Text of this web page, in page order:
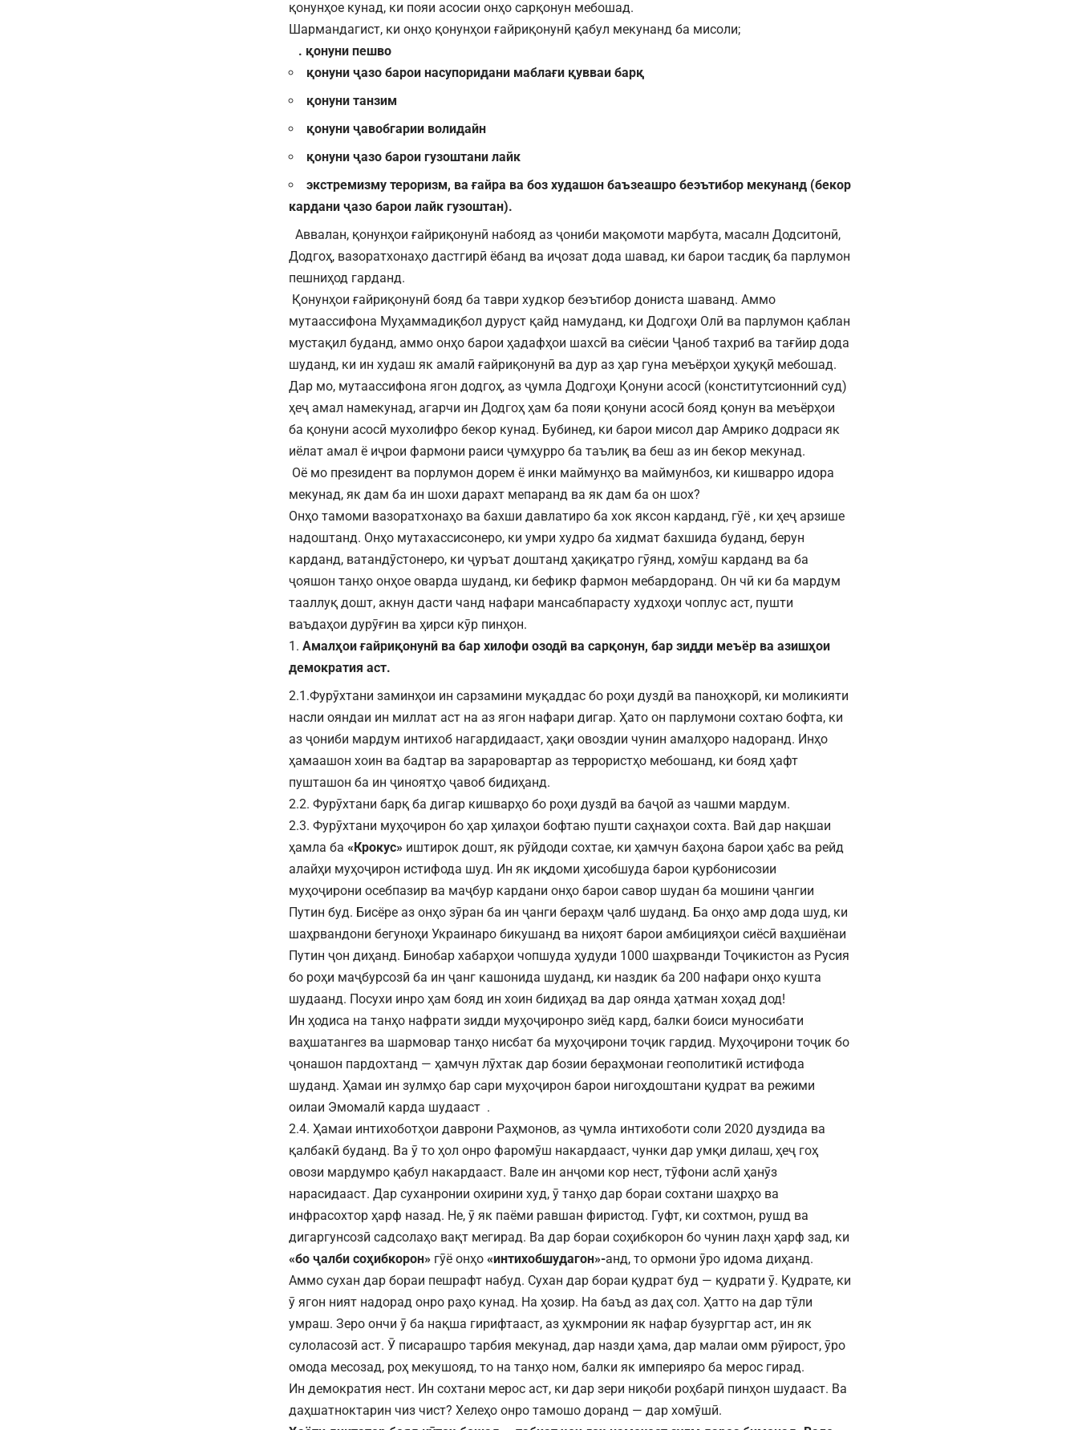
қонунҳое кунад, ки пояи асосии онҳо сарқонун мебошад.
Шармандагист, ки онҳо қонунҳои ғайриқонунӣ қабул мекунанд ба мисоли;
. қонуни пешво
қонуни ҷазо барои насупоридани маблағи қувваи барқ
қонуни танзим
қонуни ҷавобгарии волидайн
қонуни ҷазо барои гузоштани лайк
экстремизму тероризм, ва ғайра ва боз худашон баъзеашро беэътибор мекунанд (бекор
кардани ҷазо барои лайк гузоштан).
Аввалан, қонунҳои ғайриқонунӣ набояд аз ҷониби мақомоти марбута, масалн Додситонӣ,
Додгоҳ, вазоратхонаҳо дастгирӣ ёбанд ва иҷозат дода шавад, ки барои тасдиқ ба парлумон
пешниҳод гарданд.
Қонунҳои ғайриқонунӣ бояд ба таври худкор беэътибор дониста шаванд. Аммо
мутаассифона Муҳаммадиқбол дуруст қайд намуданд, ки Додгоҳи Олӣ ва парлумон қаблан
мустақил буданд, аммо онҳо барои ҳадафҳои шахсӣ ва сиёсии Ҷаноб тахриб ва тағйир дода
шуданд, ки ин худаш як амалӣ ғайриқонунӣ ва дур аз ҳар гуна меъёрҳои ҳуқуқӣ мебошад.
Дар мо, мутаассифона ягон додгоҳ, аз ҷумла Додгоҳи Қонуни асосӣ (конститутсионний суд)
ҳеҷ амал намекунад, агарчи ин Додгоҳ ҳам ба пояи қонуни асосӣ бояд қонун ва меъёрҳои
ба қонуни асосӣ мухолифро бекор кунад. Бубинед, ки барои мисол дар Амрико додраси як
иёлат амал ё иҷрои фармони раиси ҷумҳурро ба таълиқ ва беш аз ин бекор мекунад.
Оё мо президент ва порлумон дорем ё инки маймунҳо ва маймунбоз, ки кишварро идора
мекунад, як дам ба ин шохи дарахт мепаранд ва як дам ба он шох?
Онҳо тамоми вазоратхонаҳо ва бахши давлатиро ба хок яксон карданд, гӯё , ки ҳеҷ арзише
надоштанд. Онҳо мутахассисонеро, ки умри худро ба хидмат бахшида буданд, берун
карданд, ватандӯстонеро, ки ҷуръат доштанд ҳақиқатро гӯянд, хомӯш карданд ва ба
ҷояшон танҳо онҳое оварда шуданд, ки бефикр фармон мебардоранд. Он чӣ ки ба мардум
тааллуқ дошт, акнун дасти чанд нафари мансабпарасту худхоҳи чоплус аст, пушти
ваъдаҳои дурӯғин ва ҳирси кӯр пинҳон.
Амалҳои ғайриқонунӣ ва бар хилофи озодӣ ва сарқонун, бар зидди меъёр ва азишҳои
демократия аст.
2.1.Фурӯхтани заминҳои ин сарзамини муқаддас бо роҳи дуздӣ ва паноҳкорӣ, ки моликияти
насли ояндаи ин миллат аст на аз ягон нафари дигар. Ҳато он парлумони сохтаю бофта, ки
аз ҷониби мардум интихоб нагардидааст, ҳақи овоздии чунин амалҳоро надоранд. Инҳо
ҳамаашон хоин ва бадтар ва зараровартар аз террористҳо мебошанд, ки бояд ҳафт
пушташон ба ин ҷиноятҳо ҷавоб бидиҳанд.
2.2. Фурӯхтани барқ ба дигар кишварҳо бо роҳи дуздӣ ва баҷоӣ аз чашми мардум.
2.3. Фурӯхтани муҳоҷирон бо ҳар ҳилаҳои бофтаю пушти саҳнаҳои сохта. Вай дар нақшаи
ҳамла ба «Крокус» иштирок дошт, як рӯйдоди сохтае, ки ҳамчун баҳона барои ҳабс ва рейд
алайҳи муҳоҷирон истифода шуд. Ин як иқдоми ҳисобшуда барои қурбонисозии
муҳоҷирони осебпазир ва маҷбур кардани онҳо барои савор шудан ба мошини ҷангии
Путин буд. Бисёре аз онҳо зӯран ба ин ҷанги бераҳм ҷалб шуданд. Ба онҳо амр дода шуд, ки
шаҳрвандони бегуноҳи Украинаро бикушанд ва ниҳоят барои амбицияҳои сиёсӣ ваҳшиёнаи
Путин ҷон диҳанд. Бинобар хабарҳои чопшуда ҳудуди 1000 шаҳрванди Тоҷикистон аз Русия
бо роҳи маҷбурсозӣ ба ин ҷанг кашонида шуданд, ки наздик ба 200 нафари онҳо кушта
шудаанд. Посухи инро ҳам бояд ин хоин бидиҳад ва дар оянда ҳатман хоҳад дод!
Ин ҳодиса на танҳо нафрати зидди муҳоҷиронро зиёд кард, балки боиси муносибати
ваҳшатангез ва шармовар танҳо нисбат ба муҳоҷирони тоҷик гардид. Муҳоҷирони тоҷик бо
ҷонашон пардохтанд — ҳамчун лӯхтак дар бозии бераҳмонаи геополитикӣ истифода
шуданд. Ҳамаи ин зулмҳо бар сари муҳоҷирон барои нигоҳдоштани қудрат ва режими
оилаи Эмомалӣ карда шудааст .
2.4. Ҳамаи интихоботҳои даврони Раҳмонов, аз ҷумла интихоботи соли 2020 дуздида ва
қалбакӣ буданд. Ва ӯ то ҳол онро фаромӯш накардааст, чунки дар умқи дилаш, ҳеҷ гоҳ
овози мардумро қабул накардааст. Вале ин анҷоми кор нест, тӯфони аслӣ ҳанӯз
нарасидааст. Дар суханронии охирини худ, ӯ танҳо дар бораи сохтани шаҳрҳо ва
инфрасохтор ҳарф назад. Не, ӯ як паёми равшан фиристод. Гуфт, ки сохтмон, рушд ва
дигаргунсозӣ садсолаҳо вақт мегирад. Ва дар бораи соҳибкорон бо чунин лаҳн ҳарф зад, ки
«бо ҷалби соҳибкорон» гӯё онҳо «интихобшудагон»-анд, то ормони ӯро идома диҳанд.
Аммо сухан дар бораи пешрафт набуд. Сухан дар бораи қудрат буд — қудрати ӯ. Қудрате, ки
ӯ ягон ният надорад онро раҳо кунад. На ҳозир. На баъд аз даҳ сол. Ҳатто на дар тӯли
умраш. Зеро ончи ӯ ба нақша гирифтааст, аз ҳукмронии як нафар бузургтар аст, ин як
сулоласозӣ аст. Ӯ писарашро тарбия мекунад, дар назди ҳама, дар малаи омм рӯирост, ӯро
омода месозад, роҳ мекушояд, то на танҳо ном, балки як империяро ба мерос гирад.
Ин демократия нест. Ин сохтани мерос аст, ки дар зери ниқоби роҳбарӣ пинҳон шудааст. Ва
даҳшатноктарин чиз чист? Хелеҳо онро тамошо доранд — дар хомӯшӣ.